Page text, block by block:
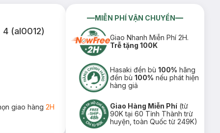
4 (al0012)
giao hàng 2H
MIỄN PHÍ VẬN CHUYỂN
Giao Nhanh Miễn Phí 2H.
Trễ tặng 100K
Hasaki đền bù100% hãng
đền bù100% nếu phát hiện
hàng giả
Giao Hàng Miễn Phí (từ
90K tại 60 Tỉnh Thành trừ
huyện, toàn Quốc từ 249K)